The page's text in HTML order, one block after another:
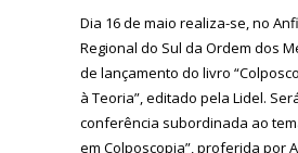
Dia 16 de maio realiza-se, no
Regional do Sul da Ordem dos
de lançamento do livro
à Teoria”, editado pela Lidel.
conferência subordinada ao
em Colposcopia”, proferida por